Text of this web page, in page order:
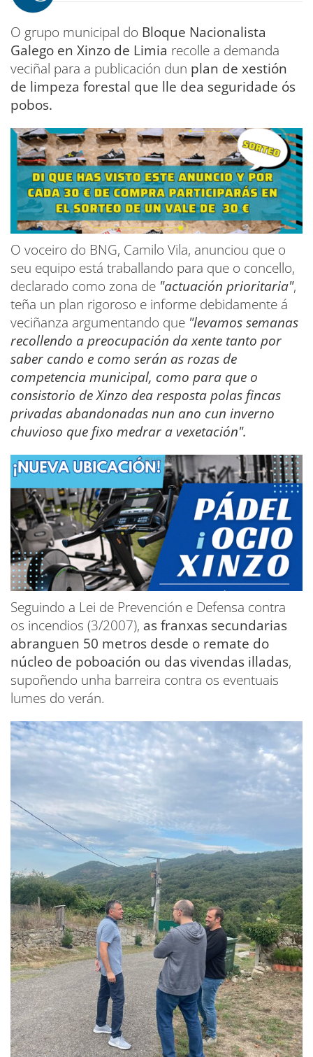
O grupo municipal do Bloque Nacionalista
Galego en Xinzo de Limia recolle a demanda
veciñal para a publicación dun plan de xestión
de limpeza forestal que lle dea seguridade ós
pobos.
O voceiro do BNG, Camilo Vila, anunciou que o
seu equipo está traballando para que o concello,
declarado como zona de "actuación prioritaria",
teña un plan rigoroso e informe debidamente á
veciñanza argumentando que "levamos semanas
recollendo a preocupación da xente tanto por
saber cando e como serán as rozas de
competencia municipal, como para que o
consistorio de Xinzo dea resposta polas fincas
privadas abandonadas nun ano cun inverno
chuvioso que fixo medrar a vexetación".
Seguindo a Lei de Prevención e Defensa contra
os incendios (3/2007), as franxas secundarias
abranguen 50 metros desde o remate do
núcleo de poboación ou das vivendas illadas,
supoñendo unha barreira contra os eventuais
lumes do verán.